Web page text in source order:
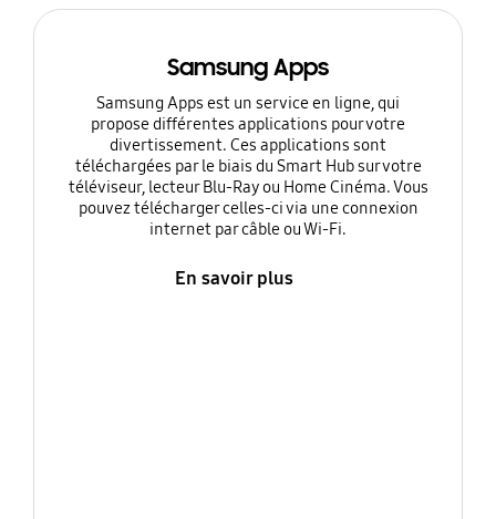
Samsung Apps
Samsung Apps est un service en ligne, qui
propose différentes applications pour votre
divertissement. Ces applications sont
téléchargées par le biais du Smart Hub sur votre
téléviseur, lecteur Blu-Ray ou Home Cinéma. Vous
pouvez télécharger celles-ci via une connexion
internet par câble ou Wi-Fi.
En savoir plus